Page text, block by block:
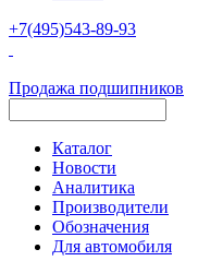
+7(495)543-89-93
Продажа подшипников
Каталог
Новости
Аналитика
Производители
Обозначения
Для автомобиля